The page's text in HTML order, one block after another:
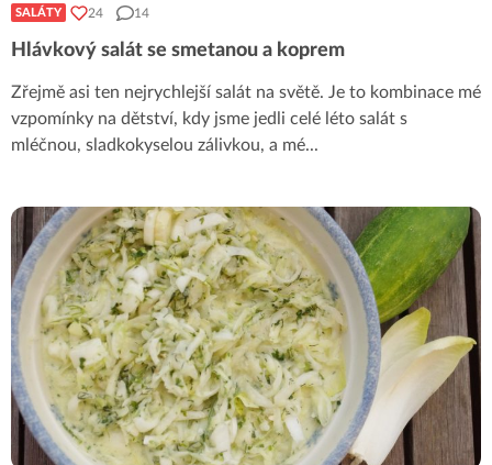
SALÁTY 24 14
Hlávkový salát se smetanou a koprem
Zřejmě asi ten nejrychlejší salát na světě. Je to kombinace mé
vzpomínky na dětství, kdy jsme jedli celé léto salát s
mléčnou, sladkokyselou zálivkou, a mé...